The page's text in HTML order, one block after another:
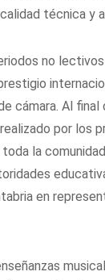
técnica y
no
cámara. Al
por los
la
en